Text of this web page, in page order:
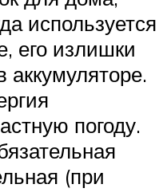
используется
его излишки
аккумуляторе.
погоду.
(при